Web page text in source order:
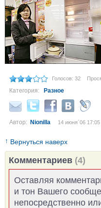
Голосов: 32
Категория: Разное
Автор: Nionilla 14 июня´06 17:05
↑ Вернуться наверх
Комментариев (4)
Оставляя
и тон Вашего
непосредственно